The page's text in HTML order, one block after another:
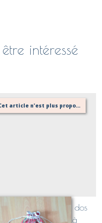
intéressé
Cet article n'est plus proposé, retournez au menu principal ou contactez moi!
JULES version sac à dos
cordon étanche à